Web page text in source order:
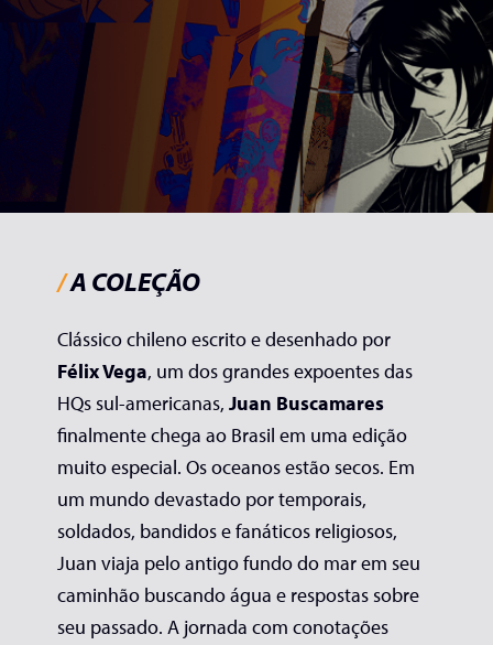
/A COLEÇÃO
Clássico chileno escrito e desenhado por
Félix Vega, um dos grandes expoentes das
HQs sul-americanas,Juan Buscamares
finalmente chega ao Brasil em uma edição
muito especial. Os oceanos estão secos. Em
um mundo devastado por temporais,
soldados, bandidos e fanáticos religiosos,
Juan viaja pelo antigo fundo do mar em seu
caminhão buscando água e respostas sobre
seu passado. A jornada com conotações